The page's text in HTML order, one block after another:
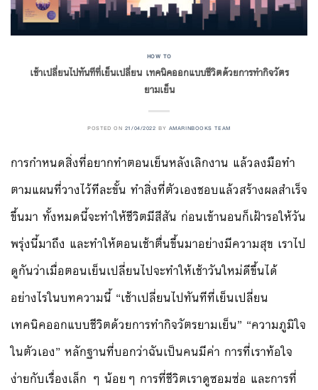
HOW TO
เช้าเปลี่ยนไปทันทีที่เย็นเปลี่ยน เทคนิคออกแบบชีวิตด้วยการทำกิจวัตร
ยามเย็น
POSTED ON 21/04/2022 BY AMARINBOOKS TEAM
การกำหนดสิ่งที่อยากทำตอนเย็นหลังเลิกงาน แล้วลงมือทำ
ตามแผนที่วางไว้ทีละขั้น ทำสิ่งที่ตัวเองชอบแล้วสร้างผลสำเร็จ
ขึ้นมา ทั้งหมดนี้จะทำให้ชีวิตมีสีสัน ก่อนเข้านอนก็เฝ้ารอให้วัน
พรุ่งนี้มาถึง และทำให้ตอนเช้าตื่นขึ้นมาอย่างมีความสุข เราไป
ดูกันว่าเมื่อตอนเย็นเปลี่ยนไปจะทำให้เช้าวันใหม่ดีขึ้นได้
อย่างไรในบทความนี้ “เช้าเปลี่ยนไปทันทีที่เย็นเปลี่ยน
เทคนิคออกแบบชีวิตด้วยการทำกิจวัตรยามเย็น” “ความภูมิใจ
ในตัวเอง” หลักฐานที่บอกว่าฉันเป็นคนมีค่า การที่เราท้อใจ
ง่ายกับเรื่องเล็ก ๆ น้อยๆ การที่ชีวิตเราดูซอมซ่อ และการที่